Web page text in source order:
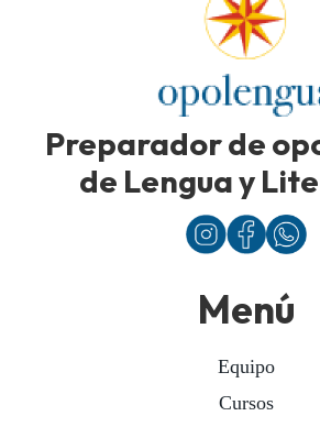
Preparador de
de Lengua y
Menú
Equipo
Cursos